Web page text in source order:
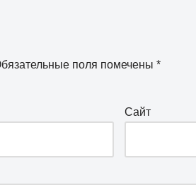
поля помечены *
Сайт